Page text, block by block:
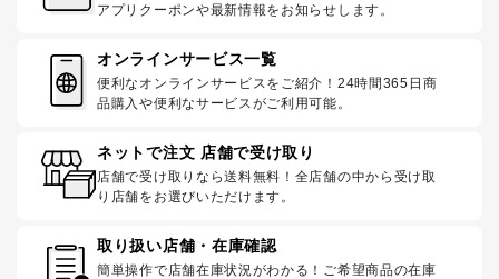
アプリクーポンや最新情報をお知らせします。
オンラインサービス一覧
便利なオンラインサービスをご紹介！24時間365日商
品購入や便利なサービスがご利用可能。
ネットで注文 店舗で受け取り
店舗で受け取りなら送料無料！全店舗の中から受け取
り店舗をお選びいただけます。
取り扱い店舗・在庫確認
簡単操作で店舗在庫状況がわかる！ご希望商品の在庫